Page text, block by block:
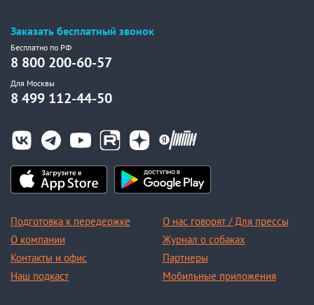
Заказать бесплатный звонок
Бесплатно по РФ
8 800 200-60-57
Для Москвы
8 499 112-44-50
Подготовка к передержке
О компании
Контакты и офис
Наш подкаст
О нас говорят / Для прессы
Журнал о собаках
Партнеры
Мобильные приложения